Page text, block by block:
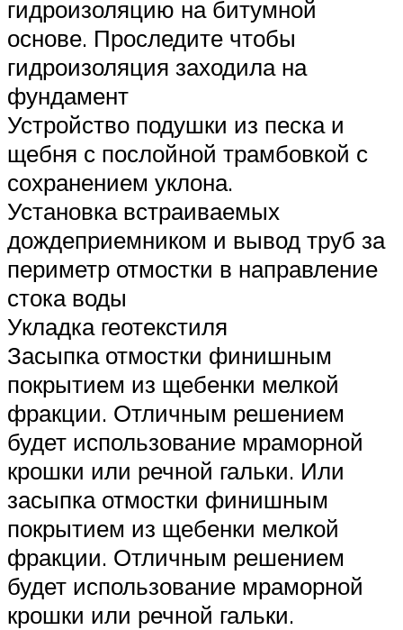
гидроизоляцию на битумной
основе. Проследите чтобы
гидроизоляция заходила на
фундамент
Устройство подушки из песка и
щебня с послойной трамбовкой с
сохранением уклона.
Установка встраиваемых
дождеприемником и вывод труб за
периметр отмостки в направление
стока воды
Укладка геотекстиля
Засыпка отмостки финишным
покрытием из щебенки мелкой
фракции. Отличным решением
будет использование мраморной
крошки или речной гальки. Или
засыпка отмостки финишным
покрытием из щебенки мелкой
фракции. Отличным решением
будет использование мраморной
крошки или речной гальки.